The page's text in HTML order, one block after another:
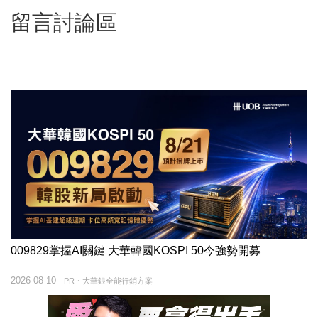
留言討論區
009829掌握AI關鍵 大華韓國KOSPI 50今強勢開募
PR・大華銀全能行銷方案
2026-08-10